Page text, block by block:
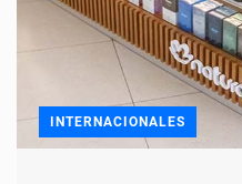
INTERNACIONALES